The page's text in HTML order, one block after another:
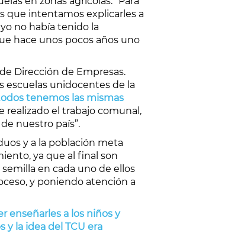
que intentamos explicarles a
no había tenido la
hace unos pocos años uno
Dirección de Empresas.
escuelas unidocentes de la
tenemos las mismas
realizado el trabajo comunal,
nuestro país”.
y a la población meta
ya que al final son
en cada uno de ellos
y poniendo atención a
enseñarles a los niños y
la idea del TCU era